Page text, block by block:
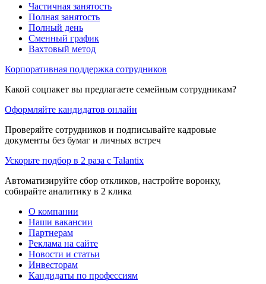
Частичная занятость
Полная занятость
Полный день
Сменный график
Вахтовый метод
Корпоративная поддержка сотрудников
Какой соцпакет вы предлагаете семейным сотрудникам?
Оформляйте кандидатов онлайн
Проверяйте сотрудников и подписывайте кадровые
документы без бумаг и личных встреч
Ускорьте подбор в 2 раза с Talantix
Автоматизируйте сбор откликов, настройте воронку,
собирайте аналитику в 2 клика
О компании
Наши вакансии
Партнерам
Реклама на сайте
Новости и статьи
Инвесторам
Кандидаты по профессиям